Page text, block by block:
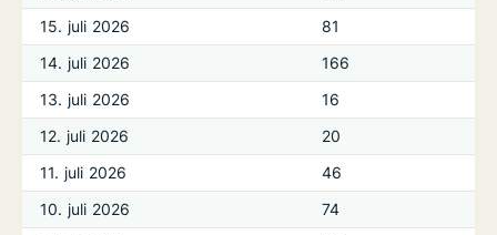
15. juli 2026
81
14. juli 2026
166
13. juli 2026
16
12. juli 2026
20
11. juli 2026
46
10. juli 2026
74